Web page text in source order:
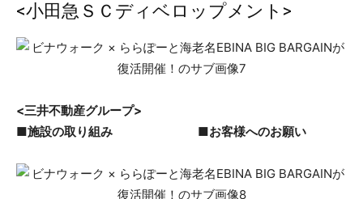
<小田急ＳＣディベロップメント>
<三井不動産グループ>
■施設の取り組み ■お客様へのお願い